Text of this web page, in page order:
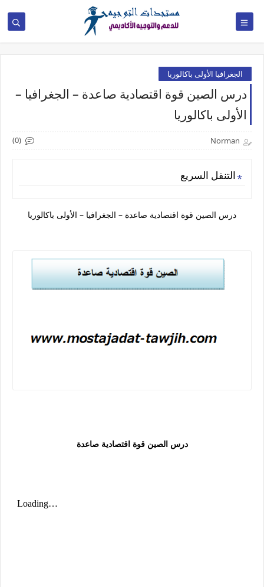
الجغرافيا الأولى باكالوريا
درس الصين قوة اقتصادية صاعدة – الجغرافيا –
الأولى باكالوريا
Norman
(0)
التنقل السريع
درس الصين قوة اقتصادية صاعدة – الجغرافيا – الأولى باكالوريا
درس الصين قوة اقتصادية صاعدة